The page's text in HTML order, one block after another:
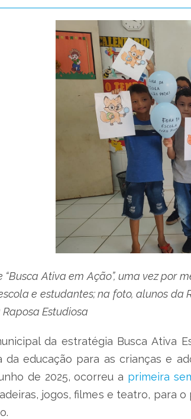
“Busca Ativa em Ação”, uma vez por
e estudantes; na foto, alunos
Estudiosa
da estratégia Busca Ativa
da educação para as crianças e
de 2025, ocorreu a primeira
jogos, filmes e teatro, para